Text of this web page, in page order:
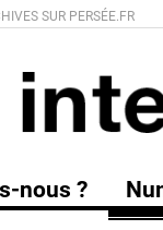
SUR PERSÉE.FR
nous ?